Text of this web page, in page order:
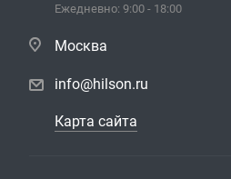
Ежедневно: 9:00 - 18:00
Москва
info@hilson.ru
Карта сайта